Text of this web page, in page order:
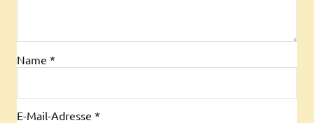
Name *
E-Mail-Adresse *